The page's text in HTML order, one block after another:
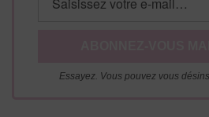
Essayez. Vous pouvez vous